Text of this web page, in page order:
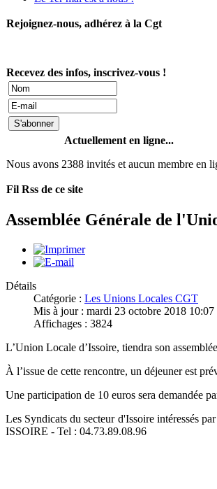
Rejoignez-nous, adhérez à la Cgt
Recevez des infos, inscrivez-vous !
Actuellement en ligne...
Nous avons 2388 invités et aucun membre en
Fil Rss de ce site
Assemblée Générale de
Détails
Catégorie : Les Unions Locales CGT
Mis à jour : mardi 23 octobre 2018 10:07
Affichages : 3824
L’Union Locale d’Issoire, tiendra son
À l’issue de cette rencontre, un déjeuner est
Une participation de 10 euros sera demandée
Les Syndicats du secteur d'Issoire intéressés
ISSOIRE - Tel : 04.73.89.08.96